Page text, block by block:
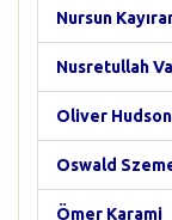
Nursun
Nusretullah
Oliver Hudson
Oswald
Ömer Karami